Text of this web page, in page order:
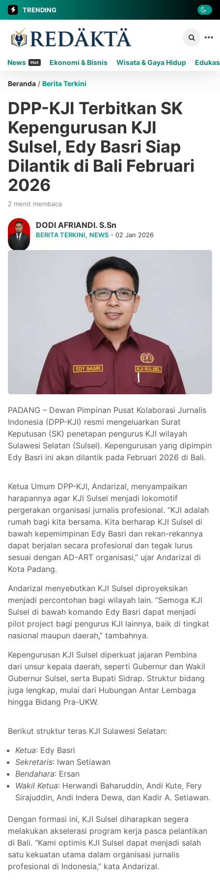
TRENDING
News Hot Ekonomi & Bisnis Wisata & Gaya Hidup
Beranda / Berita Terkini
DPP-KJI Terbitkan SK
Kepengurusan KJI
Sulsel, Edy Basri Siap
Dilantik di Bali Februari
2026
2 menit membaca
DODI AFRIANDI. S.Sn
BERITA TERKINI, NEWS - 02 Jan 2026
PADANG – Dewan Pimpinan Pusat Kolaborasi Jurnalis
Indonesia (DPP-KJI) resmi mengeluarkan Surat
Keputusan (SK) penetapan pengurus KJI wilayah
Sulawesi Selatan (Sulsel). Kepengurusan yang dipimpin
Edy Basri ini akan dilantik pada Februari 2026 di Bali.
Ketua Umum DPP-KJI, Andarizal, menyampaikan
harapannya agar KJI Sulsel menjadi lokomotif
pergerakan organisasi jurnalis profesional. “KJI adalah
rumah bagi kita bersama. Kita berharap KJI Sulsel di
bawah kepemimpinan Edy Basri dan rekan-rekannya
dapat berjalan secara profesional dan tegak lurus
sesuai dengan AD-ART organisasi,” ujar Andarizal di
Kota Padang.
Andarizal menyebutkan KJI Sulsel diproyeksikan
menjadi percontohan bagi wilayah lain. “Semoga KJI
Sulsel di bawah komando Edy Basri dapat menjadi
pilot project bagi pengurus KJI lainnya, baik di tingkat
nasional maupun daerah,” tambahnya.
Kepengurusan KJI Sulsel diperkuat jajaran Pembina
dari unsur kepala daerah, seperti Gubernur dan Wakil
Gubernur Sulsel, serta Bupati Sidrap. Struktur bidang
juga lengkap, mulai dari Hubungan Antar Lembaga
hingga Bidang Pra-UKW.
Berikut struktur teras KJI Sulawesi Selatan:
Ketua: Edy Basri
Sekretaris: Iwan Setiawan
Bendahara: Ersan
Wakil Ketua: Herwandi Baharuddin, Andi Kute, Fery
Sirajuddin, Andi Indera Dewa, dan Kadir A. Setiawan.
Dengan formasi ini, KJI Sulsel diharapkan segera
melakukan akselerasi program kerja pasca pelantikan
di Bali. “Kami optimis KJI Sulsel dapat menjadi salah
satu kekuatan utama dalam organisasi jurnalis
profesional di Indonesia,” kata Andarizal.